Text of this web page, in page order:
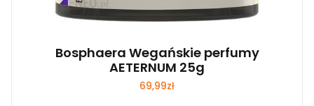
Bosphaera Wegańskie perfumy
AETERNUM 25g
69,99zł